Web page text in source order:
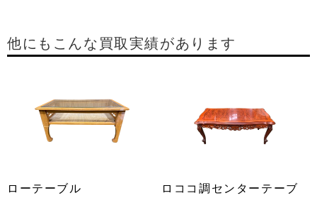
他にもこんな買取実績があります
ローテーブル
ロココ調センターテーブ